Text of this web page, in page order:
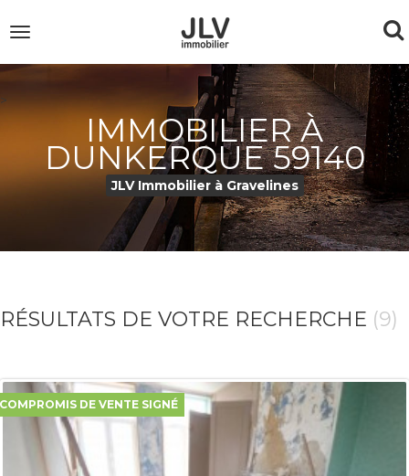
Toggle
>
IMMOBILIER À
DUNKERQUE 59140
JLV Immobilier à Gravelines
RÉSULTATS DE VOTRE RECHERCHE (9)
COMPROMIS DE VENTE SIGNÉ